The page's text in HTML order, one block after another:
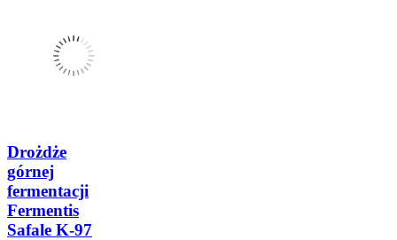
Drożdże
górnej
fermentacji
Fermentis
Safale K-97